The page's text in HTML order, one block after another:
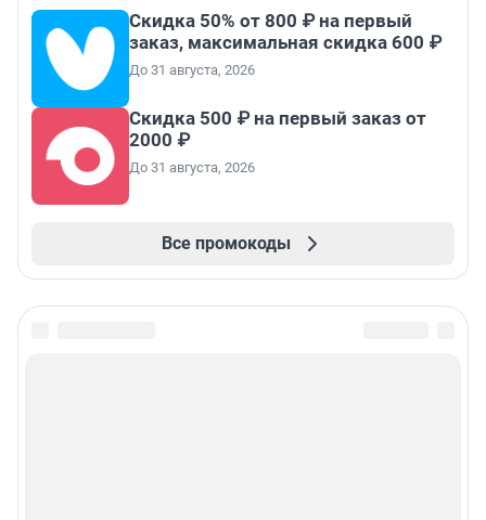
Скидка 50% от 800 ₽ на первый
заказ, максимальная скидка 600 ₽
До 31 августа, 2026
Скидка 500 ₽ на первый заказ от
2000 ₽
До 31 августа, 2026
Все промокоды